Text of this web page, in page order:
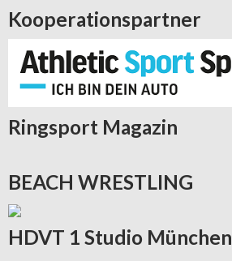
Kooperationspartner
Ringsport Magazin
BEACH WRESTLING
HDVT 1 Studio München